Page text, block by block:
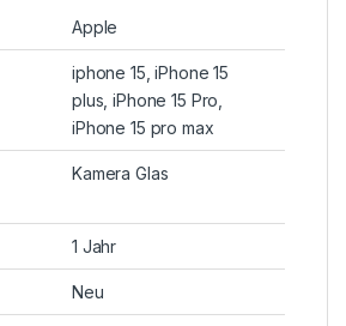
Apple
iphone 15, iPhone 15
plus, iPhone 15 Pro,
iPhone 15 pro max
Kamera Glas
1 Jahr
Neu